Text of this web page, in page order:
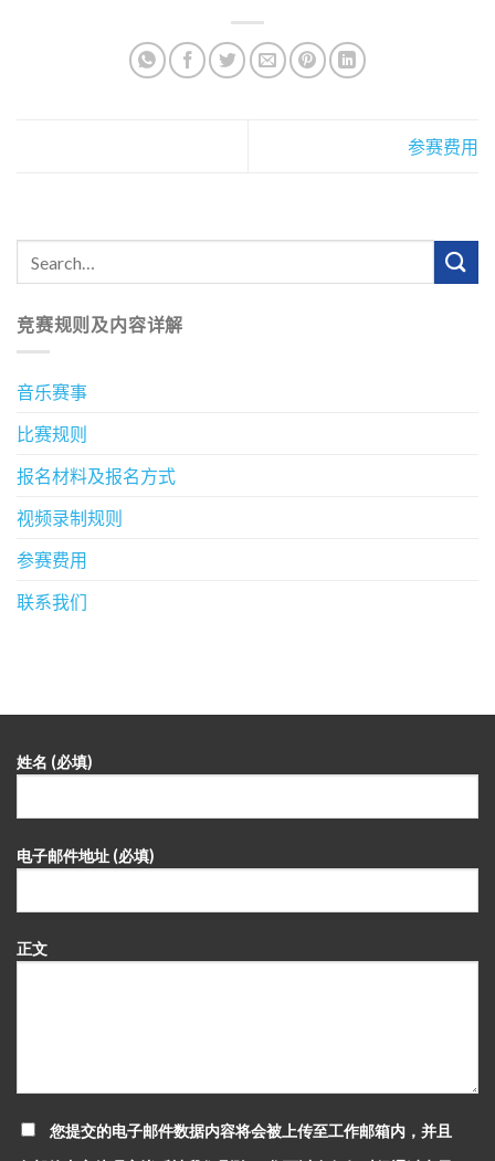
参赛费用
竞赛规则及内容详解
音乐赛事
比赛规则
报名材料及报名方式
视频录制规则
参赛费用
联系我们
姓名 (必填)
电子邮件地址 (必填)
正文
您提交的电子邮件数据内容将会被上传至工作邮箱内，并且